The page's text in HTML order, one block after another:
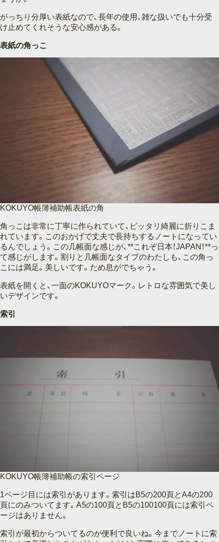
がっちり分厚い表紙なので、長年の使用、雑な扱いでも十分受
け止めてくれそうな安心感がある。
表紙の角っこ
KOKUYO帳簿補助帳表紙の角
角っこは非常に丁寧に作られていて、ピッタリ綺麗に折りこま
れています。このおかげで丈夫で長持ちするノートになってい
るんでしょう。この几帳面な感じが、**これぞ日本！JAPAN！**っ
て感じがします。割りと几帳面なタイプのわたしも、この角っ
こには満足。美しいです。ため息がでちゃう。
表紙を開くと、一面のKOKUYOマーク。レトロな雰囲気で美し
いデザインです。
索引
KOKUYO帳簿補助帳の索引ページ
1ページ目には索引があります。索引はB5の200頁とA4の200
頁にのみついてます。A5の100頁とB5の100100頁には索引ペ
ージはありません。
索引が最初からついてるのが便利で良いね。今までノートに索